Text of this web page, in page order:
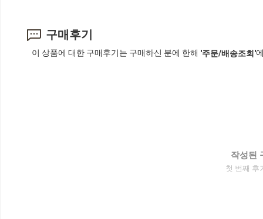
구매후기
이 상품에 대한 구매후기는 구매하신 분에 한해 '주문/배송조회'
작성된
첫 번째 후